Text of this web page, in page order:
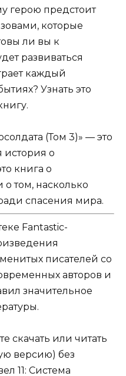
герою предстоит
которые
ли вы к
развиваться
каждый
Узнать это
(Том 3)» — это
история о
книга о
о том, насколько
спасения мира.
Fantastic-
писателей со
авторов и
значительное
скачать или читать
версию) без
11: Система